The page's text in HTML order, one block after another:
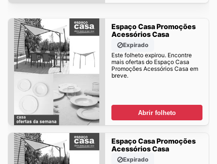
Espaço Casa Promoções
Acessórios Casa
Expirado
Este folheto expirou. Encontre
mais ofertas do Espaço Casa
Promoções Acessórios Casa em
breve.
Abrir folheto
Espaço Casa Promoções
Acessórios Casa
Expirado